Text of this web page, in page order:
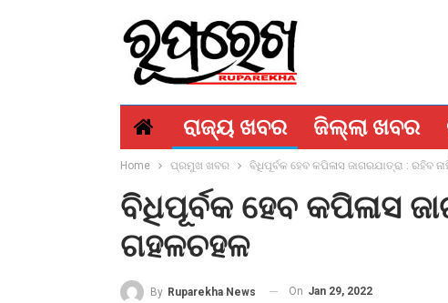
ରାଜ୍ୟ ଖବର ଜିଲ୍ଲା ଖବର
Home ପ୍ରମୁଖ ଖବର ବିଧିପୂର୍ବକ ହେବ କପିଳାସ ଜାଗରଯାତ୍ରା : ରହିବ
ବିଧିପୂର୍ବକ ହେବ କପିଳାସ
ଗହଳଚହଳ
By Ruparekha News On Jan 29, 2022